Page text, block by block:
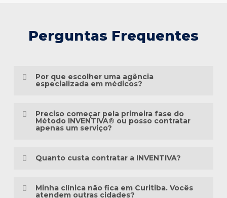
Perguntas Frequentes
Por que escolher uma agência
especializada em médicos?
mais do que conhecimento em publicidade.
paciente, as particularidades das
como as pessoas pesquisam sintomas,
Preciso começar pela primeira fase do
Método INVENTIVA® ou posso contratar
apenas um serviço?
diferente da sua presença digital. Algumas
Quanto custa contratar a INVENTIVA?
padronizados, porque cada clínica possui
Minha clínica não fica em Curitiba. Vocês
atendem outras cidades?